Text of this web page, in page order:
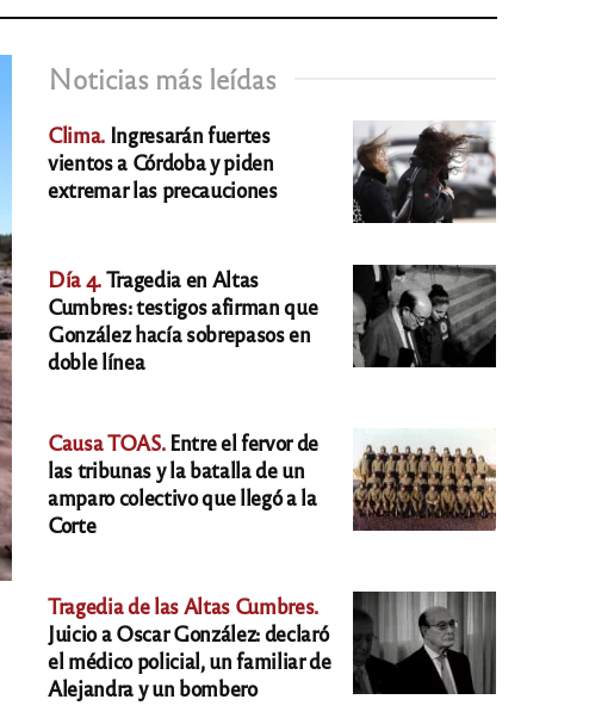
Noticias más leídas
Clima. Ingresarán fuertes
vientos a Córdoba y piden
extremar las precauciones
Día 4.Tragedia en Altas
Cumbres: testigos afirman que
González hacía sobrepasos en
doble línea
Causa TOAS.Entre el fervor de
las tribunas y la batalla de un
amparo colectivo que llegó a la
Corte
Tragedia de las Altas Cumbres.
Juicio a Oscar González: declaró
el médico policial, un familiar de
Alejandra y un bombero